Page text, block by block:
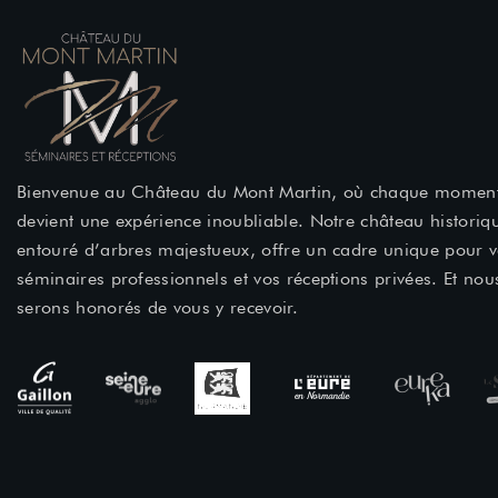
Bienvenue au Château du Mont Martin, où chaque
devient une expérience inoubliable. Notre château
entouré d’arbres majestueux, offre un cadre unique pour
séminaires professionnels et vos réceptions privées. Et
serons honorés de vous y recevoir.